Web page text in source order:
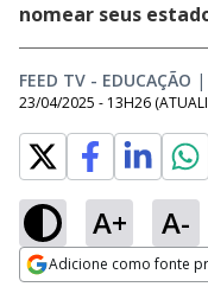
nomear seus
FEED TV - EDUCAÇÃO |
23/04/2025 - 13H26
A+ A-
Adicione como fonte